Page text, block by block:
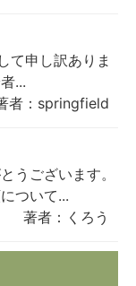
て申し訳ありま
...
者：springfield
うございます。
ついて...
著者：くろう